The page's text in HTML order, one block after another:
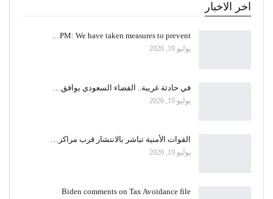
اخر الاخبار
PM: We have taken measures to prevent…
يوليو 19, 2026
في حادثة غريبة.. القضاء السعودي يوافق…
يوليو 19, 2026
القوات الأمنية تباشر بالانتشار قرب مراكز…
يوليو 19, 2026
Biden comments on Tax Avoidance file